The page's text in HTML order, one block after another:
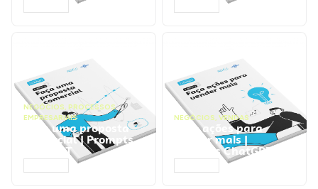
NEGÓCIOS, PROCESSOS
EMPRESARIAIS
Faça uma proposta
comercial | Prompts
ChatGPT
NEGÓCIOS, VENDAS
Faça ações para
vender mais |
Prompts ChatGPT